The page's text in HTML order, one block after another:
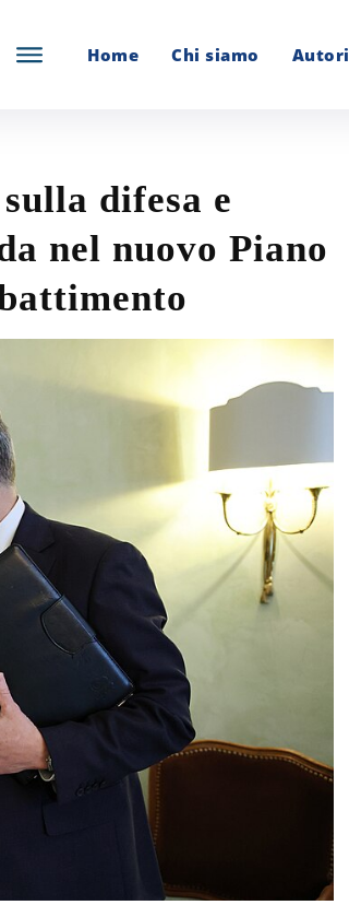
Home Chi siamo Autori
difesa e
nel nuovo Piano